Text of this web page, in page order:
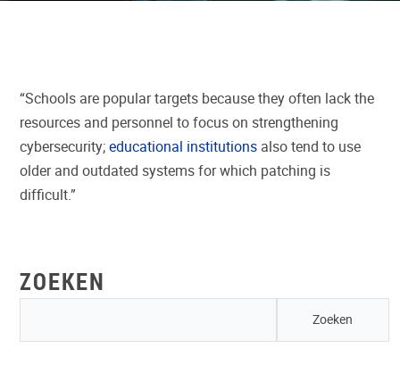
“Schools are popular targets because they often lack the
resources and personnel to focus on strengthening
cybersecurity;educational institutions also tend to use
older and outdated systems for which patching is
difficult.”
ZOEKEN